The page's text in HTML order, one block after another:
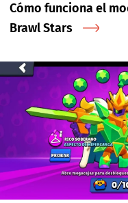
Cómo funciona el
Brawl Stars